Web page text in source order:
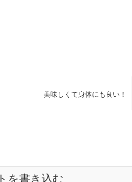
美味しくて身体にも良い！
を書き込む